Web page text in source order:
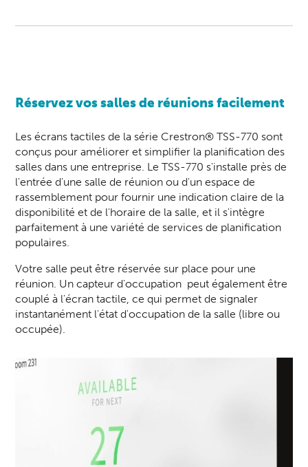
Réservez vossalles de réunionsfacilement
Les écrans tactiles de la série Crestron® TSS-770 sont
conçus pour améliorer et simplifier la planification des
salles dans une entreprise. Le TSS-770 s'installe près de
l'entrée d'une salle de réunion ou d'un espace de
rassemblement pour fournir une indication claire de la
disponibilité et de l'horaire de la salle, et il s'intègre
parfaitement à une variété de services de planification
populaires.
Votre salle peut être réservée sur place pour une
réunion. Un capteur d'occupation peut également être
couplé à l'écran tactile, ce qui permet de signaler
instantanément l'état d'occupation de la salle (libre ou
occupée).